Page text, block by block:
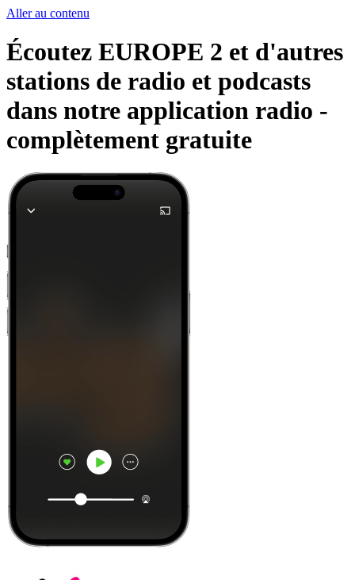
Aller au contenu
Écoutez EUROPE 2 et d'autres
stations de radio et podcasts
dans notre application radio -
complètement gratuite